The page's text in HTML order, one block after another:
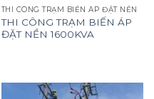
THI CÔNG TRẠM BIẾN ÁP ĐẶT NỀN
THI CÔNG TRẠM BIẾN ÁP
ĐẶT NỀN 1600KVA